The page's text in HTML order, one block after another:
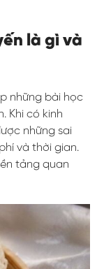
là gì và
những bài học
Khi có kinh
những sai
và thời gian.
tảng quan